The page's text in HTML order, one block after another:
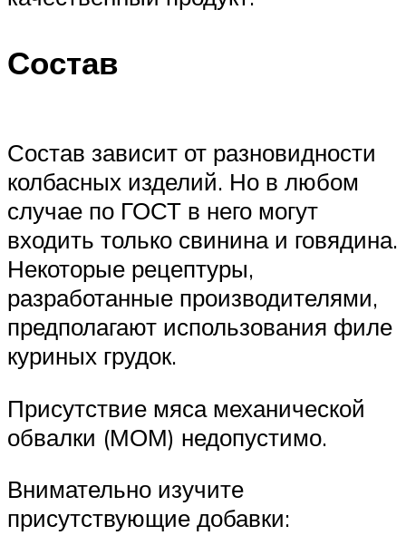
Состав
Состав зависит от разновидности
колбасных изделий. Но в любом
случае по ГОСТ в него могут
входить только свинина и говядина.
Некоторые рецептуры,
разработанные производителями,
предполагают использования филе
куриных грудок.
Присутствие мяса механической
обвалки (МОМ) недопустимо.
Внимательно изучите
присутствующие добавки: